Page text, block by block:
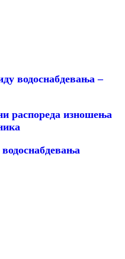
водоснабдевања –
распореда изношења